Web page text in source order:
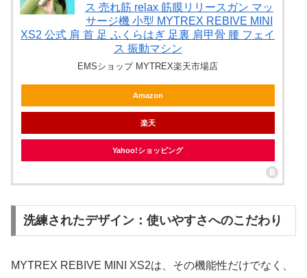
ス 売れ筋 relax 筋膜リリースガン マッ
サージ機 小型 MYTREX REBIVE MINI
XS2 公式 肩 首 足 ふくらはぎ 足裏 肩甲骨 腰 フェイ
ス 振動マシン
EMSショップ MYTREX楽天市場店
Amazon
楽天
Yahoo!ショッピング
洗練されたデザイン：使いやすさへのこだわり
MYTREX REBIVE MINI XS2は、その機能性だけでなく、